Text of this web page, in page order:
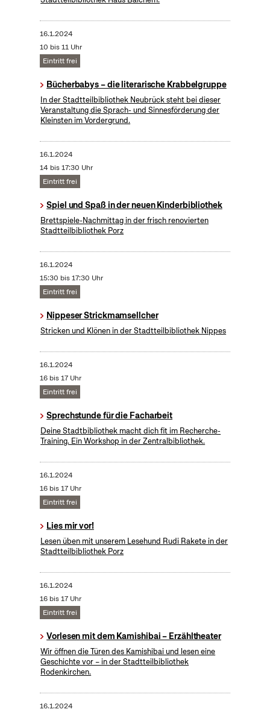
16.1.2024
10 bis 11 Uhr
Eintritt frei
Bücherbabys – die literarische Krabbelgruppe
In der Stadtteilbibliothek Neubrück steht bei dieser
Veranstaltung die Sprach- und Sinnesförderung der
Kleinsten im Vordergrund.
16.1.2024
14 bis 17:30 Uhr
Eintritt frei
Spiel und Spaß in der neuen Kinderbibliothek
Brettspiele-Nachmittag in der frisch renovierten
Stadtteilbibliothek Porz
16.1.2024
15:30 bis 17:30 Uhr
Eintritt frei
Nippeser Strickmamsellcher
Stricken und Klönen in der Stadtteilbibliothek Nippes
16.1.2024
16 bis 17 Uhr
Eintritt frei
Sprechstunde für die Facharbeit
Deine Stadtbibliothek macht dich fit im Recherche-
Training. Ein Workshop in der Zentralbibliothek.
16.1.2024
16 bis 17 Uhr
Eintritt frei
Lies mir vor!
Lesen üben mit unserem Lesehund Rudi Rakete in der
Stadtteilbibliothek Porz
16.1.2024
16 bis 17 Uhr
Eintritt frei
Vorlesen mit dem Kamishibai – Erzähltheater
Wir öffnen die Türen des Kamishibai und lesen eine
Geschichte vor – in der Stadtteilbibliothek
Rodenkirchen.
16.1.2024